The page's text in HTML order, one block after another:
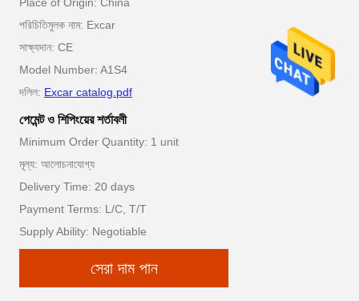
পরিচিতিমুলক নাম: Excar
সাক্ষ্যদান: CE
Model Number: A1S4
দলিল: Excar catalog.pdf
পেমেন্ট ও শিপিংয়ের শর্তাবলী
Minimum Order Quantity: 1 unit
মূল্য: আলোচনাযোগ্য
Delivery Time: 20 days
Payment Terms: L/C, T/T
Supply Ability: Negotiable
সেরা দাম পান